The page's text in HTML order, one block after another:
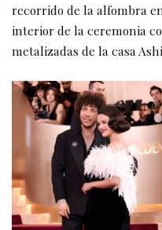
recorrido de la alfombra
interior de la ceremonia
metalizadas de la casa